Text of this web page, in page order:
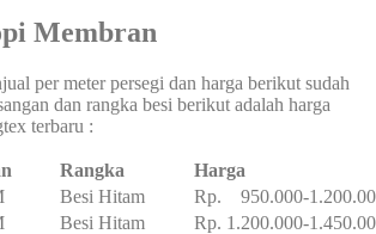
Membran
per meter persegi dan harga berikut sudah
dan rangka besi berikut adalah harga
terbaru :
Rangka
Harga
Besi Hitam
Rp. 950.000-
Besi Hitam
Rp. 1.200.000-